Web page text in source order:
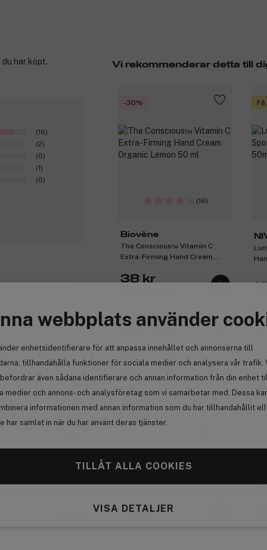
webbplats använder
enhetsidentifierare för att anpassa innehållet och annonserna till
tillhandahålla funktioner för sociala medier och analysera vår trafik.
även sådana identifierare och annan information från din enhet
medier och annons- och analysföretag som vi samarbetar med. Dessa
informationen med annan information som du har tillhandahållit
har samlat in när du har använt deras tjänster.
TILLÅT ALLA COOKIES
VISA DETALJER
Vi rekommenderar detta till
-30%
(16)
Biovène
The Conscious™ Vitamin C
Extra-Firming Hand Cream
38 kr
NIVEA
76 kr
har köpt.
(16)
(2)
(0)
(1)
(0)
0
Anmäl